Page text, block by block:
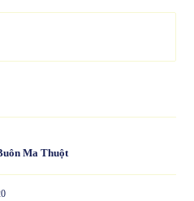
Ma Thuột